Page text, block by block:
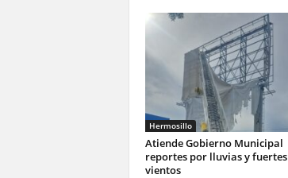
Hermosillo
Atiende Gobierno Municipal
reportes por lluvias y fuertes
vientos